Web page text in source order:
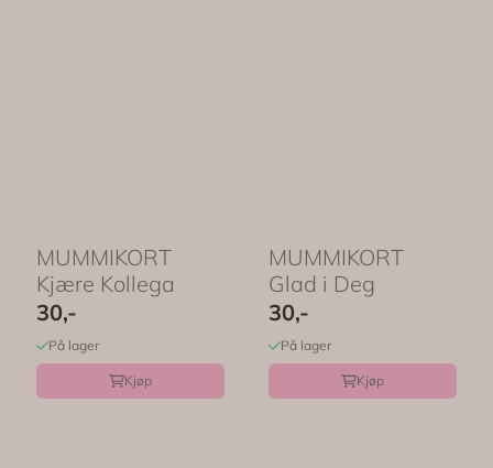
MUMMIKORT 
Kjære Kollega
30,-
På lager
Kjøp
MUMMIKORT
Glad i Deg
30,-
På lager
Kjøp